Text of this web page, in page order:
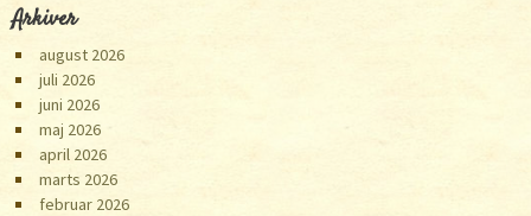
Arkiver
august 2026
juli 2026
juni 2026
maj 2026
april 2026
marts 2026
februar 2026